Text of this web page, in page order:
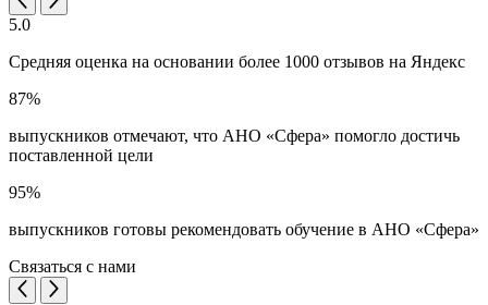
5.0
Средняя оценка на основании более 1000 отзывов на Яндекс
87%
выпускников отмечают, что АНО «Сфера» помогло достичь
поставленной цели
95%
выпускников готовы рекомендовать обучение в АНО «Сфера»
Связаться с нами